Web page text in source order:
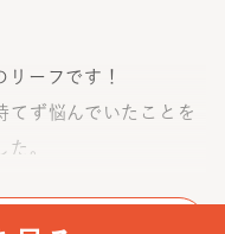
ーフです！
てず悩んでいたことを
た。